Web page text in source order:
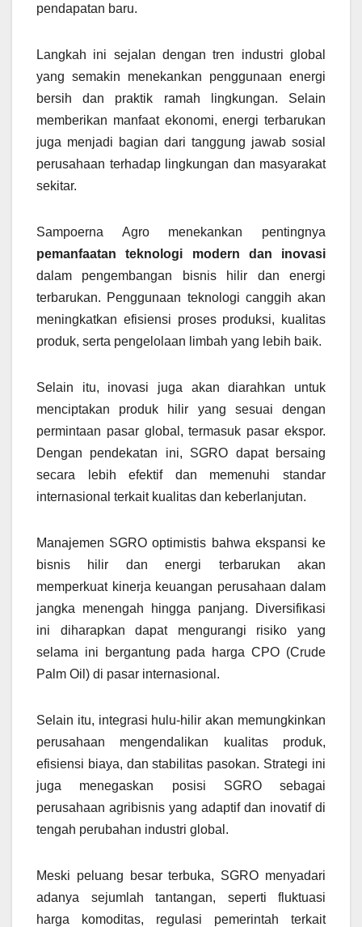
pendapatan baru.
Langkah ini sejalan dengan tren industri global
yang semakin menekankan penggunaan energi
bersih dan praktik ramah lingkungan. Selain
memberikan manfaat ekonomi, energi terbarukan
juga menjadi bagian dari tanggung jawab sosial
perusahaan terhadap lingkungan dan masyarakat
sekitar.
Sampoerna Agro menekankan pentingnya
pemanfaatan teknologi modern dan inovasi
dalam pengembangan bisnis hilir dan energi
terbarukan. Penggunaan teknologi canggih akan
meningkatkan efisiensi proses produksi, kualitas
produk, serta pengelolaan limbah yang lebih baik.
Selain itu, inovasi juga akan diarahkan untuk
menciptakan produk hilir yang sesuai dengan
permintaan pasar global, termasuk pasar ekspor.
Dengan pendekatan ini, SGRO dapat bersaing
secara lebih efektif dan memenuhi standar
internasional terkait kualitas dan keberlanjutan.
Manajemen SGRO optimistis bahwa ekspansi ke
bisnis hilir dan energi terbarukan akan
memperkuat kinerja keuangan perusahaan dalam
jangka menengah hingga panjang. Diversifikasi
ini diharapkan dapat mengurangi risiko yang
selama ini bergantung pada harga CPO (Crude
Palm Oil) di pasar internasional.
Selain itu, integrasi hulu-hilir akan memungkinkan
perusahaan mengendalikan kualitas produk,
efisiensi biaya, dan stabilitas pasokan. Strategi ini
juga menegaskan posisi SGRO sebagai
perusahaan agribisnis yang adaptif dan inovatif di
tengah perubahan industri global.
Meski peluang besar terbuka, SGRO menyadari
adanya sejumlah tantangan, seperti fluktuasi
harga komoditas, regulasi pemerintah terkait